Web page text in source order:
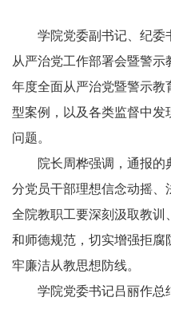
学院党委副书记、纪委
从严治党工作部署会暨警示
年度全面从严治党暨警示
型案例，以及各类监督中发
问题。
院长周桦强调，通报
分党员干部理想信念动摇、
全院教职工要深刻汲取教
和师德规范，切实增强拒
牢廉洁从教思想防线。
学院党委书记吕丽作总